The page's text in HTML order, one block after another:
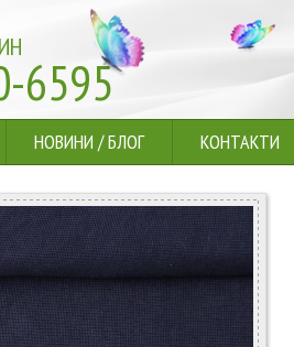
6595
НОВИНИ /БЛОГ КОНТАКТИ